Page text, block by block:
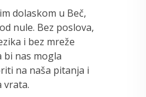
dolaskom u Beč,
nule. Bez poslova,
i bez mreže
bi nas mogla
na naša pitanja i
vrata.